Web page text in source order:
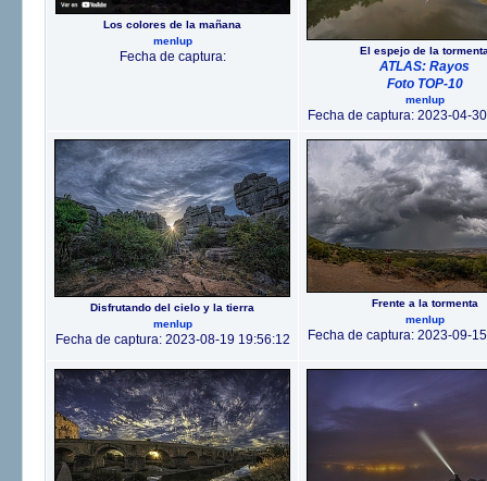
Los colores de la mañana
menlup
Fecha de captura: El espejo de la
ATLAS: Rayos
Foto TOP-10
menlup
Fecha de captura: 2023-04-
Disfrutando del cielo y la tierra
menlup
Fecha de captura: 2023-08-19 19:56:12
Frente a la tormenta
menlup
Fecha de captura: 2023-09-